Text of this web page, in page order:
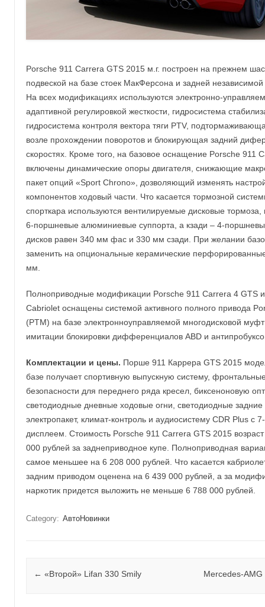
Porsche 911 Carrera GTS 2015 м.г. построен на прежнем
подвеской на базе стоек МакФерсона и задней
На всех модификациях используются электронно-
адаптивной регулировкой жесткости, гидросистема
гидросистема контроля вектора тяги PTV,
возле прохождении поворотов и блокирующая задний
скоростях. Кроме того, на базовое оснащение Porsche 911
включены динамические опоры двигателя, снижающие
пакет опций «Sport Chrono», дозволяющий изменять
компонентов ходовый части. Что касается тормозной
спорткара используются вентилируемые дисковые
6-поршневые алюминиевые суппорта, а кзади – 4-
дисков равен 340 мм фас и 330 мм сзади. При желании
заменить на опциональные керамические
мм.
Полноприводные модификации Porsche 911 Carrera 4 GTS
Cabriolet оснащены системой активного полного привода
(PTM) на базе электронноуправляемой многодисковой
имитации блокировки дифференциалов ABD и
Комплектации и цены. Порше 911 Каррера GTS 2015
базе получает спортивную выпускную систему,
безопасности для переднего ряда кресел, биксеноновую
светодиодные дневные ходовые огни, светодиодные
электропакет, климат-контроль и аудиосистему CDR Plus
дисплеем. Стоимость Porsche 911 Carrera GTS 2015
000 рублей за заднеприводное купе. Полноприводная
самое меньшее на 6 208 000 рублей. Что касается
задним приводом оценена на 6 439 000 рублей, а за
наркотик придется выложить не меньше 6 788 000 рублей.
Category: АвтоНовинки
Post navigation
← «Второй» Lifan 330 Smily Mercedes-